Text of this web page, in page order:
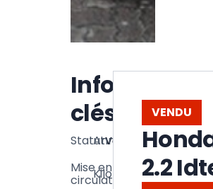
Informations
clés
StatutVendu
Année 2012
Mise en
circulation 02/2012
Kilométrage
36
000
VENDU
2.2